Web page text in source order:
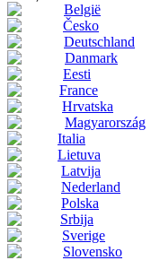
België
Česko
Deutschland
Danmark
Eesti
France
Hrvatska
Magyarország
Italia
Lietuva
Latvija
Nederland
Polska
Srbija
Sverige
Slovensko